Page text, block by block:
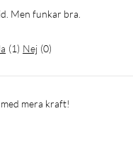
Men funkar bra.
(1) Nej (0)
mera kraft!